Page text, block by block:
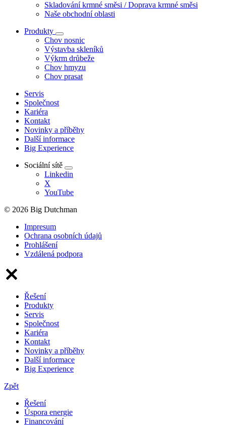
Skladování krmné směsi / Doprava krmné směsi
Naše obchodní oblasti
Produkty
Chov nosnic
Výstavba skleníků
Výkrm drůbeže
Chov hmyzu
Chov prasat
Servis
Společnost
Kariéra
Kontakt
Novinky a příběhy
Další informace
Big Experience
Sociální sítě
Linkedin
X
YouTube
© 2026 Big Dutchman
Impresum
Ochrana osobních údajů
Prohlášení
Vzdálená podpora
Řešení
Produkty
Servis
Společnost
Kariéra
Kontakt
Novinky a příběhy
Další informace
Big Experience
Zpět
Řešení
Úspora energie
Financování